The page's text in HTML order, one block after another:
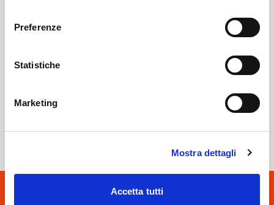
Preferenze
Statistiche
Marketing
Mostra dettagli
Accetta tutti
Sondrio